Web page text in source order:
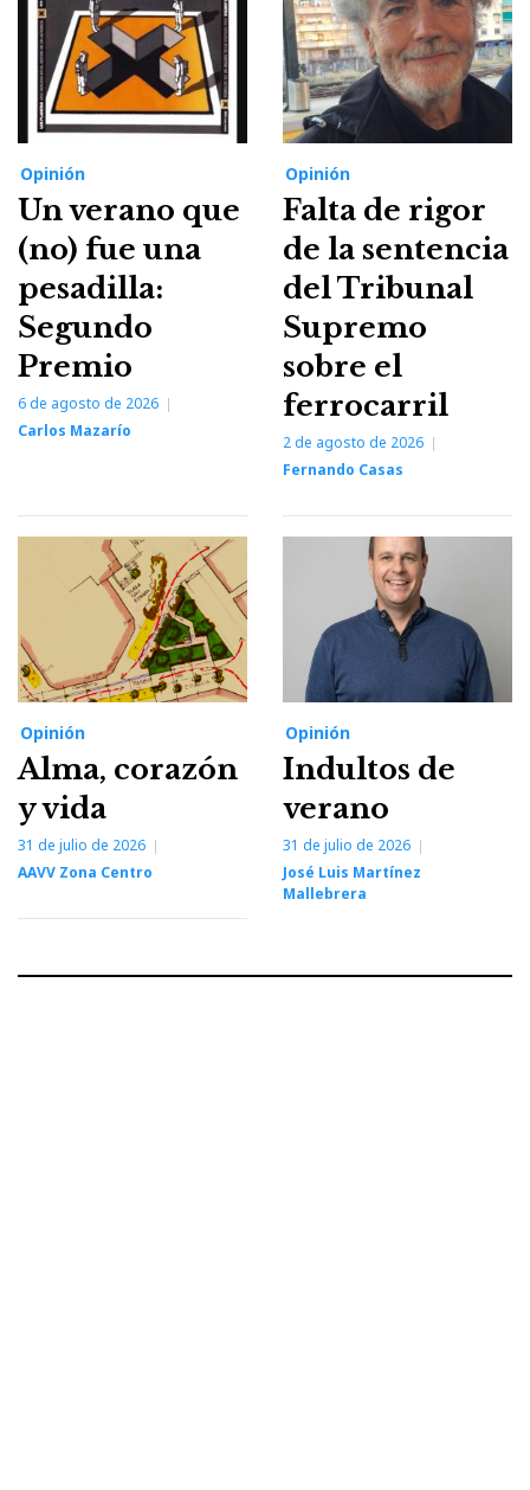
Opinión
Un verano que
(no) fue una
pesadilla:
Segundo
Premio
6 de agosto de 2026
Carlos Mazarío
Opinión
Falta de rigor
de la sentencia
del Tribunal
Supremo
sobre el
ferrocarril
2 de agosto de 2026
Fernando Casas
Opinión
Alma, corazón
y vida
31 de julio de 2026
AAVV Zona Centro
Opinión
Indultos de
verano
31 de julio de 2026
José Luis Martínez
Mallebrera